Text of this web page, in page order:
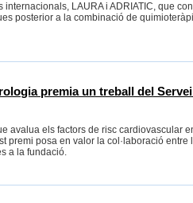
internacionals, LAURA i ADRIATIC, que
posterior a la combinació de
premia un treball del
avalua els factors de risc cardiovascular
premi posa en valor la col·laboració
a la fundació.